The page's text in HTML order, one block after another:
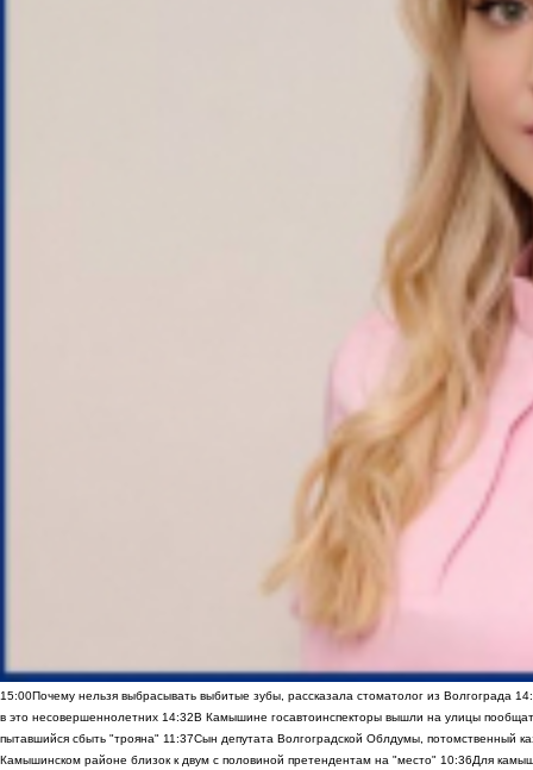
15:00Почему нельзя выбрасывать выбитые зубы, рассказала стоматолог из Волгограда
в это несовершеннолетних 14:32В Камышине госавтоинспекторы вышли на улицы
пытавшийся сбыть "трояна" 11:37Сын депутата Волгоградской Облдумы, потомственный
Камышинском районе близок к двум с половиной претендентам на "место" 10:36Для